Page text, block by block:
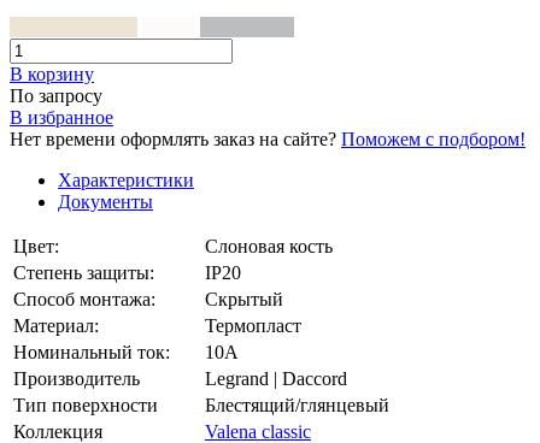
В корзинy
По запросу
В избранное
Нет времени оформлять заказ на сайте? Поможем с подбором!
Характеристики
Документы
Цвет:
Слоновая кость
Степень защиты:
IP20
Способ монтажа:
Скрытый
Материал:
Термопласт
Номинальный ток:
10А
Производитель
Legrand | Daccord
Тип поверхности
Блестящий/глянцевый
Коллекция
Valena classic